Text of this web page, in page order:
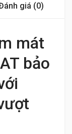
giá (0)
mát
bảo